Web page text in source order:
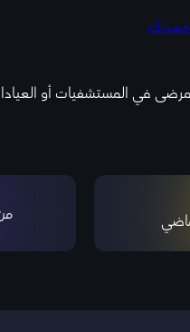
في المستشفيات أو